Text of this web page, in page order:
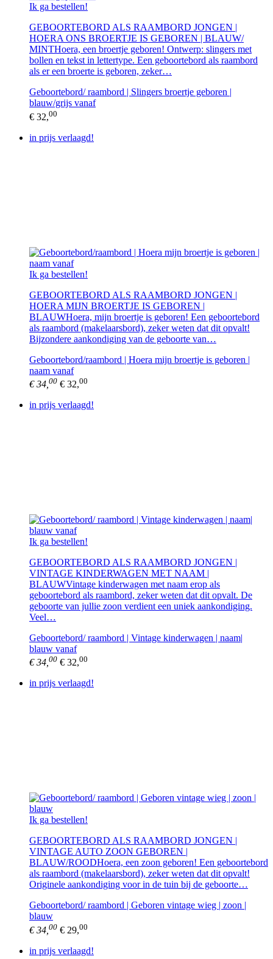
Ik ga bestellen!
GEBOORTEBORD ALS RAAMBORD JONGEN |
HOERA ONS BROERTJE IS GEBOREN | BLAUW/
MINTHoera, een broertje geboren! Ontwerp: slingers met
bollen en tekst in lettertype. Een geboortebord als raambord
als er een broerte is geboren, zeker…
Geboortebord/ raambord | Slingers broertje geboren |
blauw/grijs vanaf
€ 32,00
in prijs verlaagd!
Ik ga bestellen!
GEBOORTEBORD ALS RAAMBORD JONGEN |
HOERA MIJN BROERTJE IS GEBOREN |
BLAUWHoera, mijn broertje is geboren! Een geboortebord
als raambord (makelaarsbord), zeker weten dat dit opvalt!
Bijzondere aankondiging van de geboorte van…
Geboortebord/raambord | Hoera mijn broertje is geboren |
naam vanaf
€ 34, 00 € 32,00
in prijs verlaagd!
Ik ga bestellen!
GEBOORTEBORD ALS RAAMBORD JONGEN |
VINTAGE KINDERWAGEN MET NAAM |
BLAUWVintage kinderwagen met naam erop als
geboortebord als raambord, zeker weten dat dit opvalt. De
geboorte van jullie zoon verdient een uniek aankondiging.
Veel…
Geboortebord/ raambord | Vintage kinderwagen | naam|
blauw vanaf
€ 34, 00 € 32,00
in prijs verlaagd!
Ik ga bestellen!
GEBOORTEBORD ALS RAAMBORD JONGEN |
VINTAGE AUTO ZOON GEBOREN |
BLAUW/ROODHoera, een zoon geboren! Een geboortebord
als raambord (makelaarsbord), zeker weten dat dit opvalt!
Originele aankondiging voor in de tuin bij de geboorte…
Geboortebord/ raambord | Geboren vintage wieg | zoon |
blauw
€ 34, 00 € 29,00
in prijs verlaagd!